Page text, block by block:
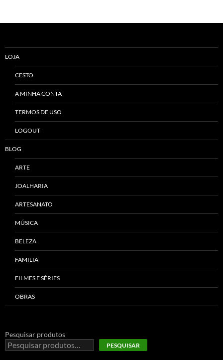
LOJA
CESTO
A MINHA CONTA
TERMOS DE USO
LOGOUT
BLOG
ARTE
JOALHARIA
ARTESANATO
MÚSICA
BELEZA
FAMILIA
FILMES E SÉRIES
OBRAS
Pesquisar produtos
PESQUISAR